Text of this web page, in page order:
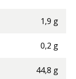
1,9 g
0,2 g
44,8 g